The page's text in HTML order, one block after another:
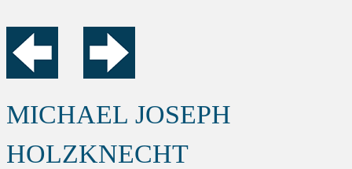
MICHAEL JOSEPH
HOLZKNECHT